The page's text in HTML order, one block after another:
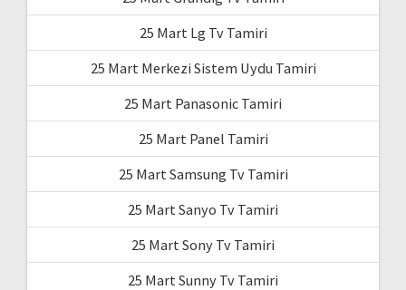
25 Mart Lg Tv Tamiri
25 Mart Merkezi Sistem Uydu Tamiri
25 Mart Panasonic Tamiri
25 Mart Panel Tamiri
25 Mart Samsung Tv Tamiri
25 Mart Sanyo Tv Tamiri
25 Mart Sony Tv Tamiri
25 Mart Sunny Tv Tamiri